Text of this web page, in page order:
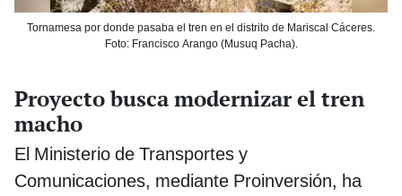
Tornamesa por donde pasaba el tren en el distrito de Mariscal Cáceres.
Foto: Francisco Arango (Musuq Pacha).
Proyecto busca modernizar el tren
macho
El Ministerio de Transportes y
Comunicaciones, mediante Proinversión, ha